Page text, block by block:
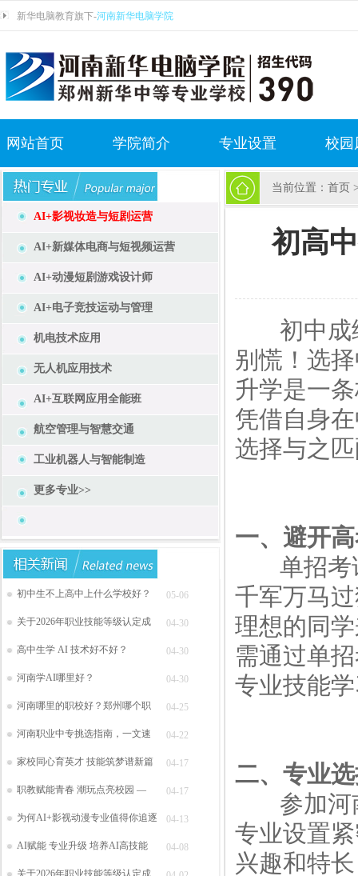
新华电脑教育旗下-河南新华电脑学院
网站首页 学院简介 专业设置 校园
AI+影视妆造与短剧运营
AI+新媒体电商与短视频运营
AI+动漫短剧游戏设计师
AI+电子竞技运动与管理
机电技术应用
无人机应用技术
AI+互联网应用全能班
航空管理与智慧交通
工业机器人与智能制造
更多专业>>
初中生不上高中上什么学校好？ 05-06
关于2026年职业技能等级认定成 04-30
高中生学 AI 技术好不好？ 04-30
河南学AI哪里好？ 04-30
河南哪里的职校好？郑州哪个职 04-25
河南职业中专挑选指南，一文速 04-22
家校同心育英才 技能筑梦谱新篇 04-17
职教赋能青春 潮玩点亮校园 — 04-17
为何AI+影视动漫专业值得你追逐 04-13
AI赋能 专业升级 培养AI高技能 04-08
关于2026年职业技能等级认定成
当前位置： 首页
初高
初中成绩
别慌！选
升学是一
凭借自身
选择与之
一、避开
单招考试
千军万马
理想的同
需通过单
专业技能
二、专业
参加河南
专业设置
兴趣和特